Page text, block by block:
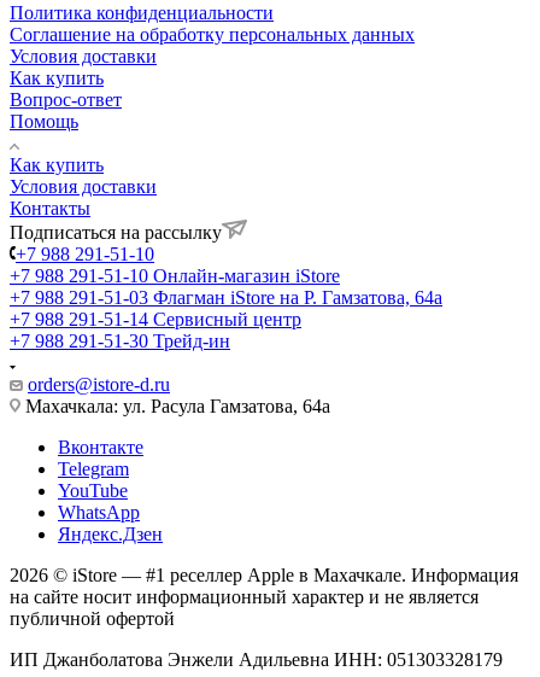
Политика конфиденциальности
Соглашение на обработку персональных данных
Условия доставки
Как купить
Вопрос-ответ
Помощь
Как купить
Условия доставки
Контакты
Подписаться на рассылку
+7 988 291-51-10
+7 988 291-51-10 Онлайн-магазин iStore
+7 988 291-51-03 Флагман iStore на Р. Гамзатова, 64а
+7 988 291-51-14 Сервисный центр
+7 988 291-51-30 Трейд-ин
orders@istore-d.ru
Махачкала: ул. Расула Гамзатова, 64а
Вконтакте
Telegram
YouTube
WhatsApp
Яндекс.Дзен
2026 © iStore — #1 реселлер Apple в Махачкале. Информация
на сайте носит информационный характер и не является
публичной офертой
ИП Джанболатова Энжели Адильевна ИНН: 051303328179